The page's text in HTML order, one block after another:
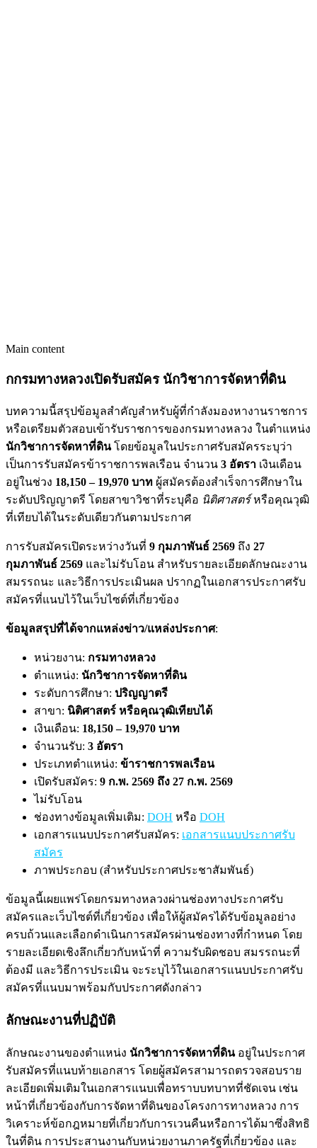
Main content
กกรมทางหลวงเปิดรับสมัคร นักวิชาการจัดหาที่ดิน
บทความนี้สรุปข้อมูลสำคัญสำหรับผู้ที่กำลังมองหางานราชการ
หรือเตรียมตัวสอบเข้ารับราชการของกรมทางหลวง ในตำแหน่ง
นักวิชาการจัดหาที่ดินโดยข้อมูลในประกาศรับสมัครระบุว่า
เป็นการรับสมัครข้าราชการพลเรือน จำนวน 3 อัตรา เงินเดือน
อยู่ในช่วง 18,150 – 19,970 บาท ผู้สมัครต้องสำเร็จการศึกษาใน
ระดับปริญญาตรี โดยสาขาวิชาที่ระบุคือ นิติศาสตร์หรือคุณวุฒิ
ที่เทียบได้ในระดับเดียวกันตามประกาศ
การรับสมัครเปิดระหว่างวันที่ 9 กุมภาพันธ์ 2569 ถึง 27
กุมภาพันธ์ 2569 และไม่รับโอน สำหรับรายละเอียดลักษณะงาน
สมรรถนะ และวิธีการประเมินผล ปรากฏในเอกสารประกาศรับ
สมัครที่แนบไว้ในเว็บไซต์ที่เกี่ยวข้อง
ข้อมูลสรุปที่ได้จากแหล่งข่าว/แหล่งประกาศ:
หน่วยงาน: กรมทางหลวง
ตำแหน่ง: นักวิชาการจัดหาที่ดิน
ระดับการศึกษา: ปริญญาตรี
สาขา: นิติศาสตร์ หรือคุณวุฒิเทียบได้
เงินเดือน: 18,150 – 19,970 บาท
จำนวนรับ: 3 อัตรา
ประเภทตำแหน่ง: ข้าราชการพลเรือน
เปิดรับสมัคร: 9 ก.พ. 2569 ถึง 27 ก.พ. 2569
ไม่รับโอน
ช่องทางข้อมูลเพิ่มเติม: DOH หรือ DOH
เอกสารแนบประกาศรับสมัคร: เอกสารแนบประกาศรับ
สมัคร
ภาพประกอบ (สำหรับประกาศประชาสัมพันธ์)
ข้อมูลนี้เผยแพร่โดยกรมทางหลวงผ่านช่องทางประกาศรับ
สมัครและเว็บไซต์ที่เกี่ยวข้อง เพื่อให้ผู้สมัครได้รับข้อมูลอย่าง
ครบถ้วนและเลือกดำเนินการสมัครผ่านช่องทางที่กำหนด โดย
รายละเอียดเชิงลึกเกี่ยวกับหน้าที่ ความรับผิดชอบ สมรรถนะที่
ต้องมี และวิธีการประเมิน จะระบุไว้ในเอกสารแนบประกาศรับ
สมัครที่แนบมาพร้อมกับประกาศดังกล่าว
ลักษณะงานที่ปฏิบัติ
ลักษณะงานของตำแหน่ง นักวิชาการจัดหาที่ดินอยู่ในประกาศ
รับสมัครที่แนบท้ายเอกสาร โดยผู้สมัครสามารถตรวจสอบราย
ละเอียดเพิ่มเติมในเอกสารแนบเพื่อทราบบทบาทที่ชัดเจน เช่น
หน้าที่เกี่ยวข้องกับการจัดหาที่ดินของโครงการทางหลวง การ
วิเคราะห์ข้อกฎหมายที่เกี่ยวกับการเวนคืนหรือการได้มาซึ่งสิทธิ
ในที่ดิน การประสานงานกับหน่วยงานภาครัฐที่เกี่ยวข้อง และ